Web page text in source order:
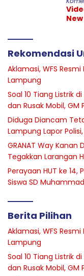
Rekomendasi
Aklamasi, WFS
Lampung
Soal 10 Tiang Listrik
dan Rusak Mobil, GM
Diduga Diancam
Lampung Lapor
GRANAT Way Kanan
Tegakkan Larangan
Perayaan HUT ke 14,
Siswa SD
Berita Pilihan
Aklamasi, WFS
Lampung
Soal 10 Tiang Listrik
dan Rusak Mobil, GM